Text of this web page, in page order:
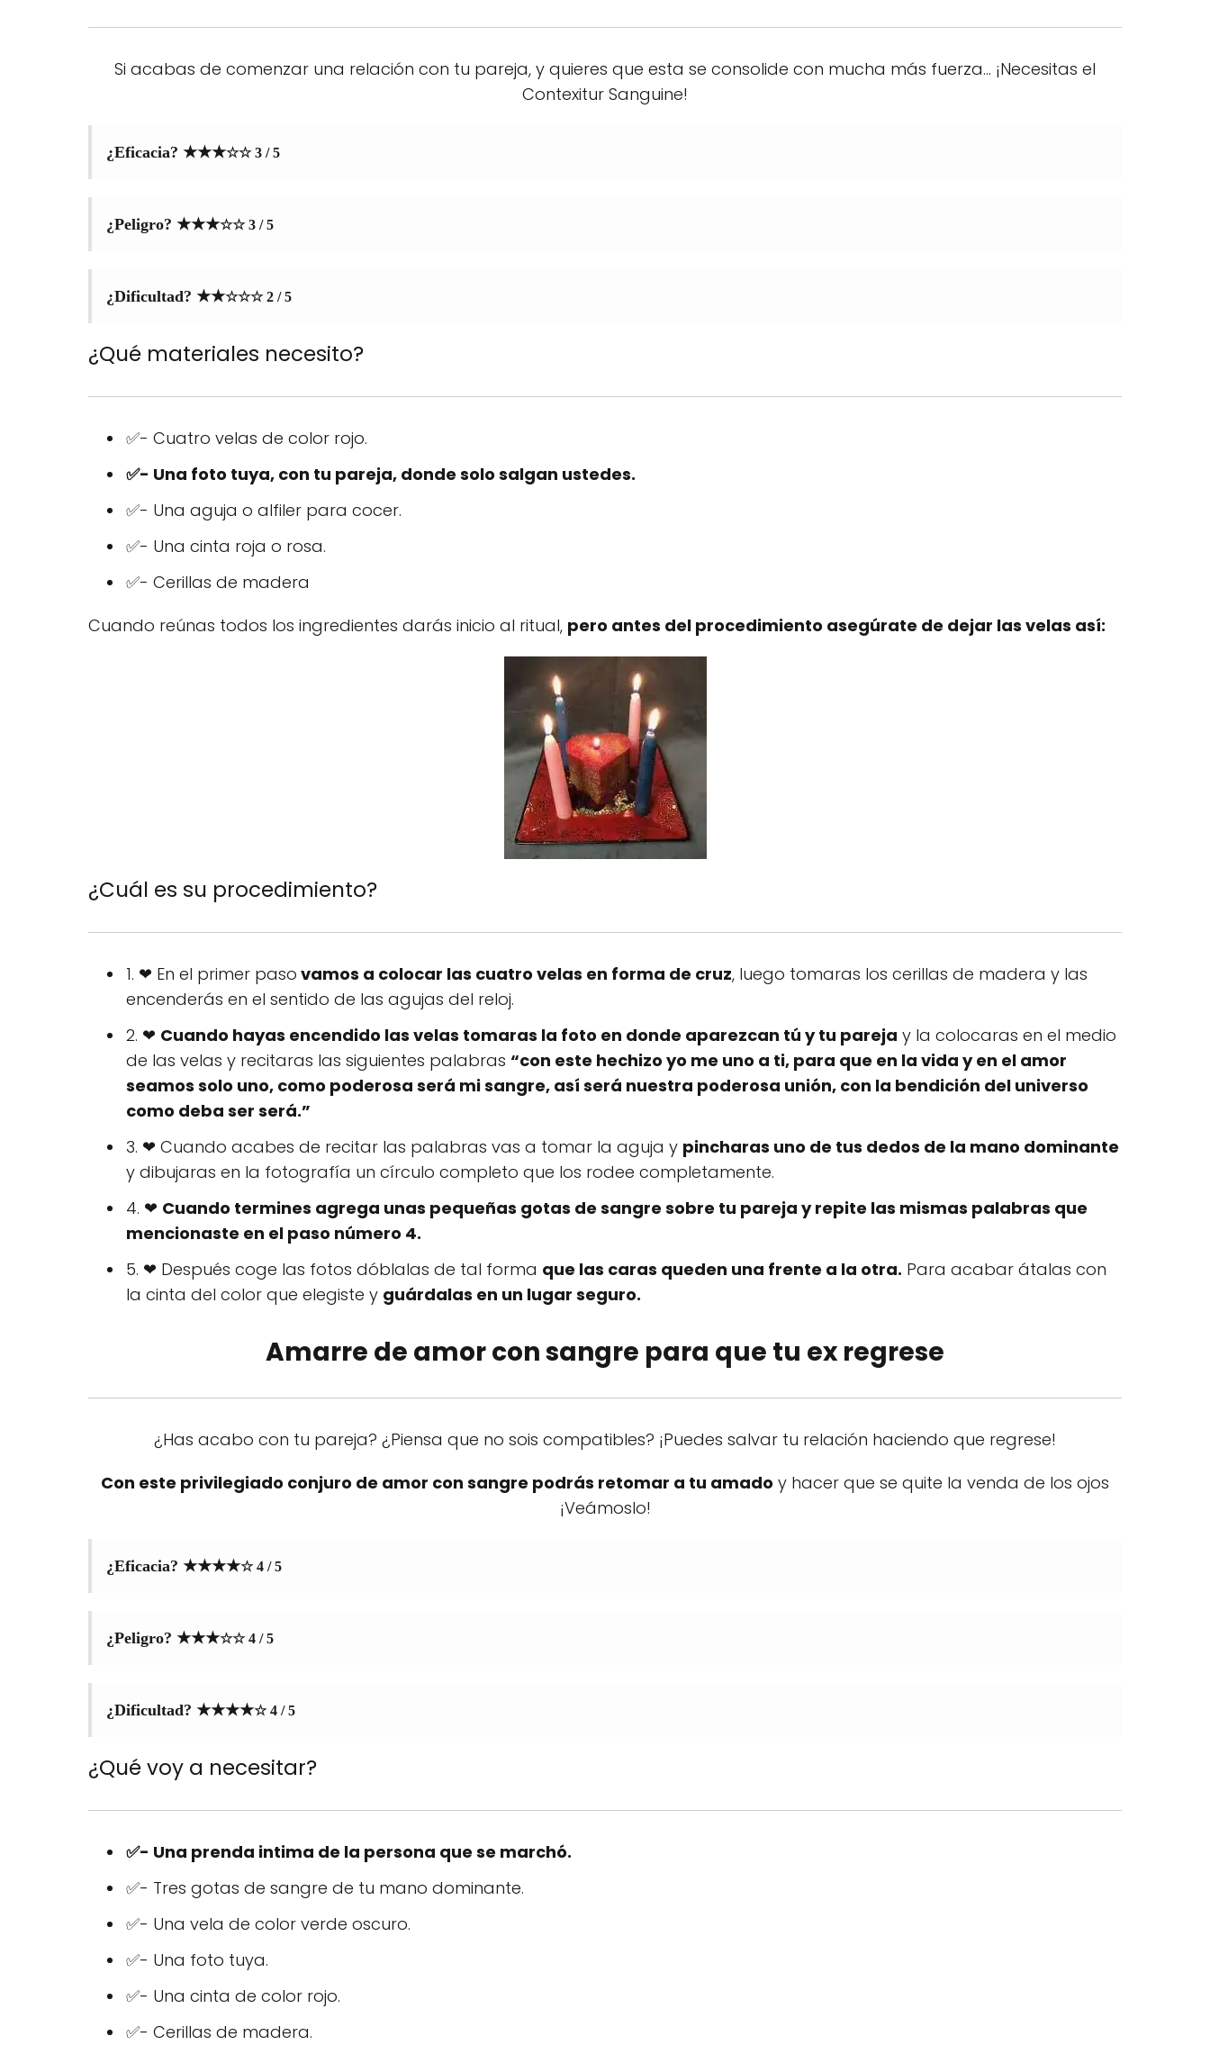
Si acabas de comenzar una relación con tu pareja, y quieres que esta se consolide con mucha más fuerza... ¡Necesitas el
Contexitur Sanguine!
¿Eficacia? ★★★☆☆ 3 / 5
¿Peligro? ★★★☆☆ 3 / 5
¿Dificultad? ★★☆☆☆ 2 / 5
¿Qué materiales necesito?
✅- Cuatro velas de color rojo.
✅- Una foto tuya, con tu pareja, donde solo salgan ustedes.
✅- Una aguja o alfiler para cocer.
✅- Una cinta roja o rosa.
✅- Cerillas de madera
Cuando reúnas todos los ingredientes darás inicio al ritual, pero antes del procedimiento asegúrate de dejar las velas así:
¿Cuál es su procedimiento?
1. ❤ En el primer paso vamos a colocar las cuatro velas en forma de cruz, luego tomaras los cerillas de madera y las
encenderás en el sentido de las agujas del reloj.
2. ❤ Cuando hayas encendido las velas tomaras la foto en donde aparezcan tú y tu pareja y la colocaras en el medio
de las velas y recitaras las siguientes palabras “con este hechizo yo me uno a ti, para que en la vida y en el amor
seamos solo uno, como poderosa será mi sangre, así será nuestra poderosa unión, con la bendición del universo
como deba ser será.”
3. ❤ Cuando acabes de recitar las palabras vas a tomar la aguja y pincharas uno de tus dedos de la mano dominante
y dibujaras en la fotografía un círculo completo que los rodee completamente.
4. ❤ Cuando termines agrega unas pequeñas gotas de sangre sobre tu pareja y repite las mismas palabras que
mencionaste en el paso número 4.
5. ❤ Después coge las fotos dóblalas de tal forma que las caras queden una frente a la otra. Para acabar átalas con
la cinta del color que elegiste y guárdalas en un lugar seguro.
Amarre de amor con sangre para que tu ex regrese
¿Has acabo con tu pareja? ¿Piensa que no sois compatibles? ¡Puedes salvar tu relación haciendo que regrese!
Con este privilegiado conjuro de amor con sangre podrás retomar a tu amado y hacer que se quite la venda de los ojos
¡Veámoslo!
¿Eficacia? ★★★★☆4 / 5
¿Peligro? ★★★☆☆ 4 / 5
¿Dificultad? ★★★★☆ 4 / 5
¿Qué voy a necesitar?
✅- Una prenda intima de la persona que se marchó.
✅- Tres gotas de sangre de tu mano dominante.
✅- Una vela de color verde oscuro.
✅- Una foto tuya.
✅- Una cinta de color rojo.
✅- Cerillas de madera.